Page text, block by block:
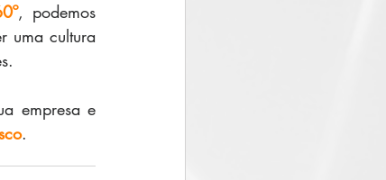
uma cultura
empresa e
.